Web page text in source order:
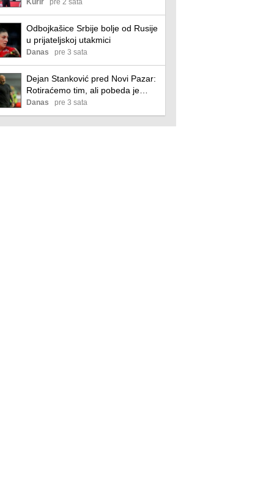
imena!
Kurir pre 2 sata
Odbojkašice Srbije bolje od Rusije
u prijateljskoj utakmici
Danas pre 3 sata
Dejan Stanković pred Novi Pazar:
Rotiraćemo tim, ali pobeda je
imperativ
Danas pre 3 sata